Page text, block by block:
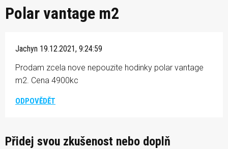
Polar vantage m2
Jachyn 19.12.2021, 9:24:59
Prodam zcela nove nepouzite hodinky polar vantage
m2. Cena 4900kc
ODPOVĚDĚT
Přidej svou zkušenost nebo doplň